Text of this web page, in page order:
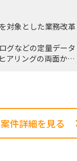
対象とした業務改革
グなどの定量データ
アリングの両面か
でを担います。
案件詳細を見る